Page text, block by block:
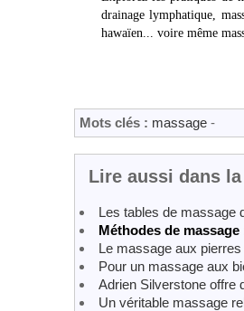
drainage lymphatique,
hawaïen... voire même
Mots clés : massage -
Lire aussi dans
Les tables de massage
Méthodes de
Le massage aux
Pour un massage aux
Adrien Silverstone offre
Un véritable massage